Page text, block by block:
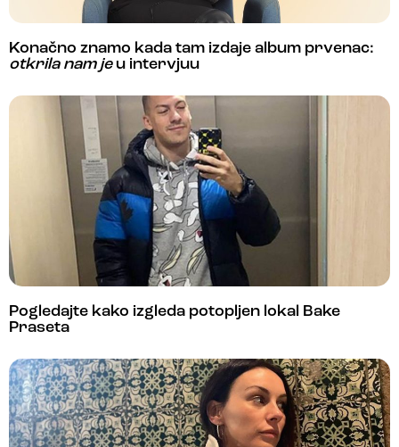
Konačno znamo kada tam izdaje album prvenac:
otkrila nam jeu intervjuu
Pogledajte kako izgleda potopljen lokal Bake
Praseta